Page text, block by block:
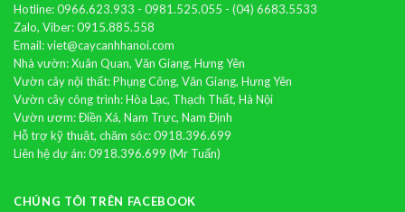
Hotline: 0966.623.933 - 0981.525.055 - (04) 6683.5533
Zalo, Viber: 0915.885.558
Email: viet@caycanhhanoi.com
Nhà vườn: Xuân Quan, Văn Giang, Hưng Yên
Vườn cây nội thất: Phụng Công, Văn Giang, Hưng Yên
Vườn cây công trình: Hòa Lạc, Thạch Thất, Hà Nội
Vườn ươm: Điền Xá, Nam Trực, Nam Định
Hỗ trợ kỹ thuật, chăm sóc: 0918.396.699
Liên hệ dự án: 0918.396.699 (Mr Tuấn)
CHÚNG TÔI TRÊN FACEBOOK